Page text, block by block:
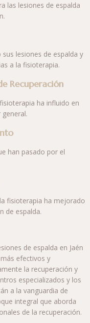
las lesiones de espalda
lesiones de espalda y
a la fisioterapia.
Recuperación
ha influido en
han pasado por el
fisioterapia ha mejorado
de espalda.
de espalda en Jaén
efectivos y
la recuperación y
especializados y los
a la vanguardia de
integral que aborda
de la recuperación.